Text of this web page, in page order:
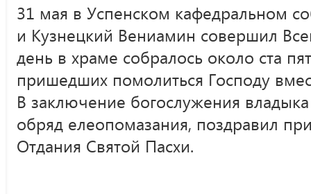
31 мая в Успенском кафедральном
и Кузнецкий Вениамин совершил
день в храме собралось около ста
пришедших помолиться Господу
В заключение богослужения
обряд елеопомазания, поздравил
Отдания Святой Пасхи.